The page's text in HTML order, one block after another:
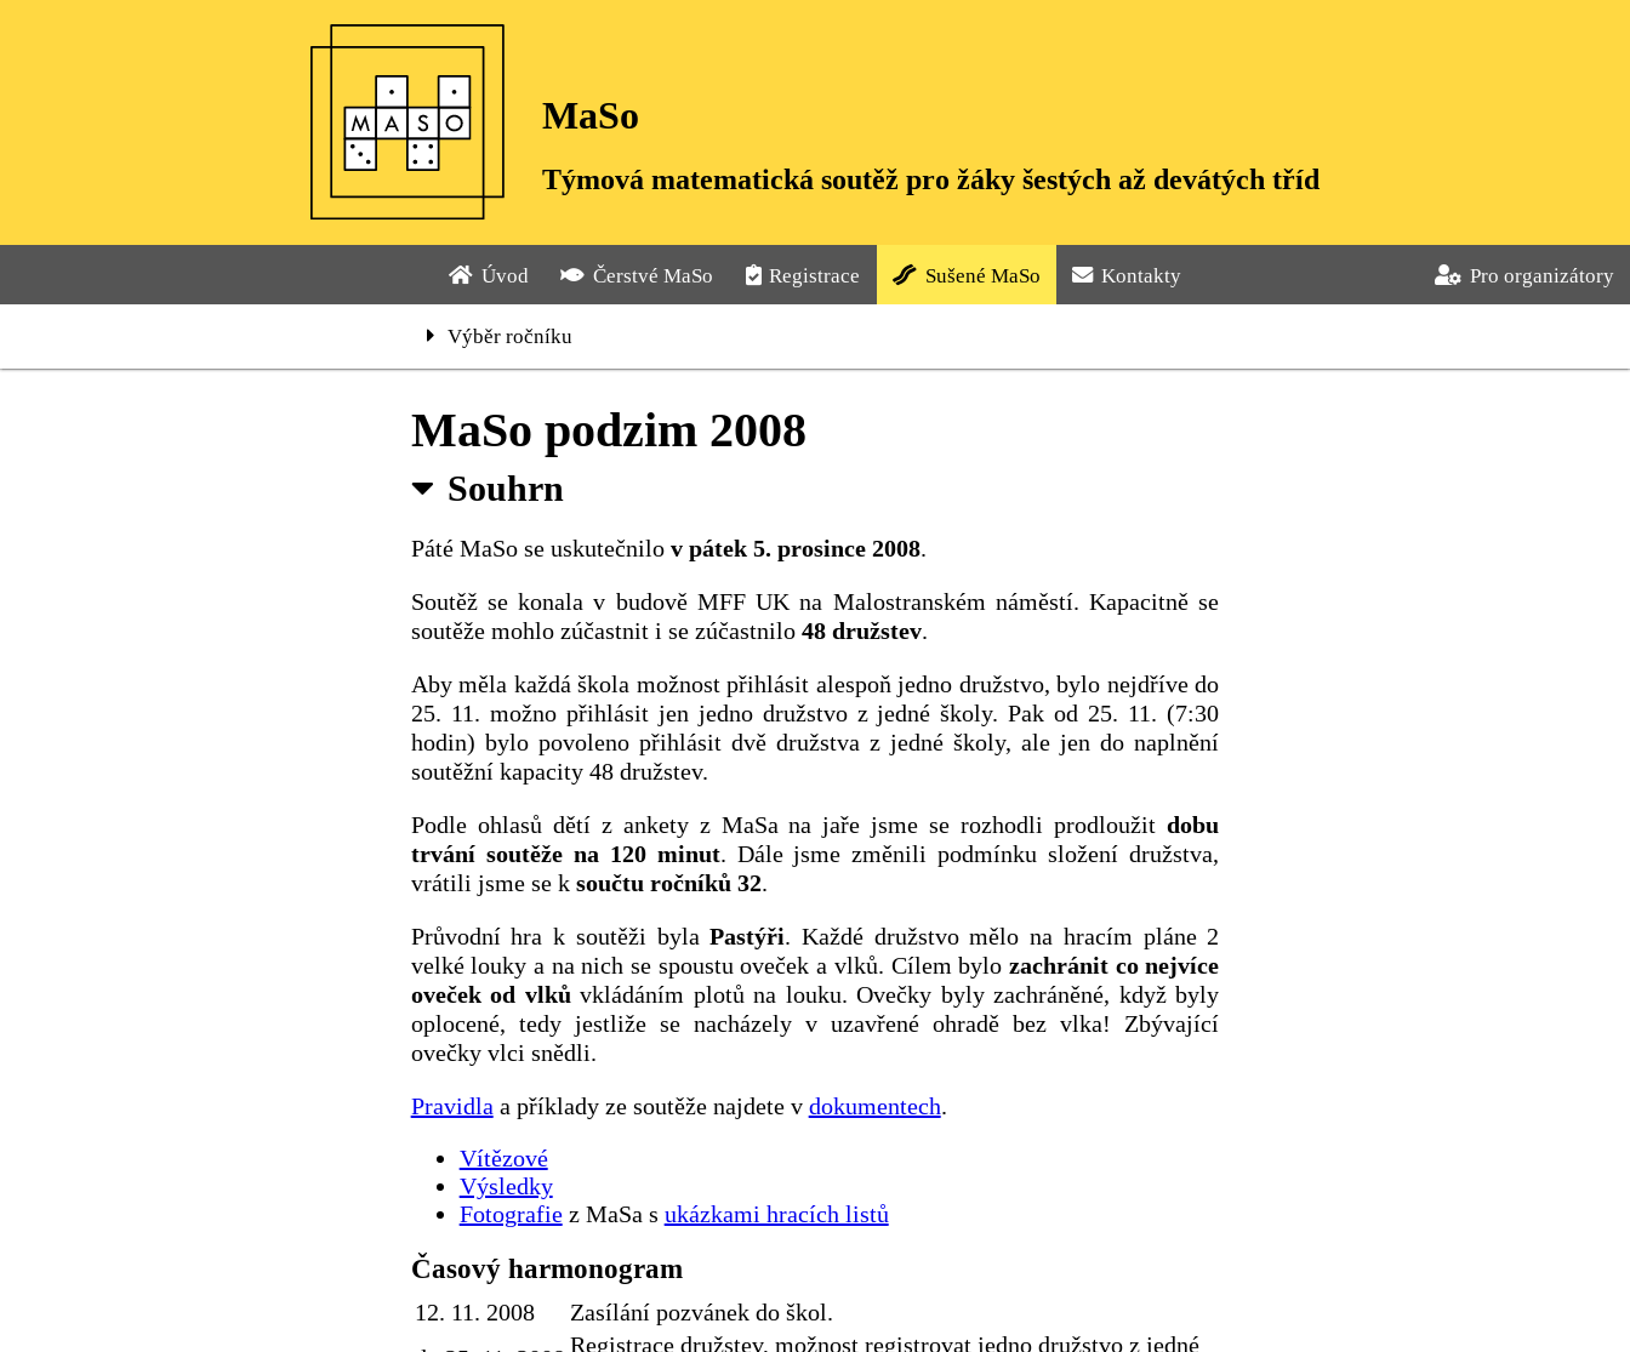
MaSo
Týmová matematická soutěž pro žáky šestých až devátých tříd
Úvod Čerstvé MaSo Registrace Sušené MaSo Kontakty Pro organizátory
Výběr ročníku
MaSo podzim 2008
Souhrn
Páté MaSo se uskutečnilo v pátek 5. prosince 2008.
Soutěž se konala v budově MFF UK na Malostranském náměstí. Kapacitně se
soutěže mohlo zúčastnit i se zúčastnilo 48 družstev.
Aby měla každá škola možnost přihlásit alespoň jedno družstvo, bylo nejdříve do
25. 11. možno přihlásit jen jedno družstvo z jedné školy. Pak od 25. 11. (7:30
hodin) bylo povoleno přihlásit dvě družstva z jedné školy, ale jen do naplnění
soutěžní kapacity 48 družstev.
Podle ohlasů dětí z ankety z MaSa na jaře jsme se rozhodli prodloužitdobu
trvání soutěže na 120 minut. Dále jsme změnili podmínku složení družstva,
vrátili jsme se k součtu ročníků 32.
Průvodní hra k soutěži bylaPastýři. Každé družstvo mělo na hracím pláne 2
velké louky a na nich se spoustu oveček a vlků. Cílem bylo zachránit co nejvíce
oveček od vlků vkládáním plotů na louku. Ovečky byly zachráněné, když byly
oplocené, tedy jestliže se nacházely v uzavřené ohradě bez vlka! Zbývající
ovečky vlci snědli.
Pravidla a příklady ze soutěže najdete v dokumentech.
Vítězové
Výsledky
Fotografiez MaSa s ukázkami hracích listů
Časový harmonogram
12. 11. 2008
Zasílání pozvánek do škol.
Registrace družstev, možnost registrovat jedno družstvo z jedné